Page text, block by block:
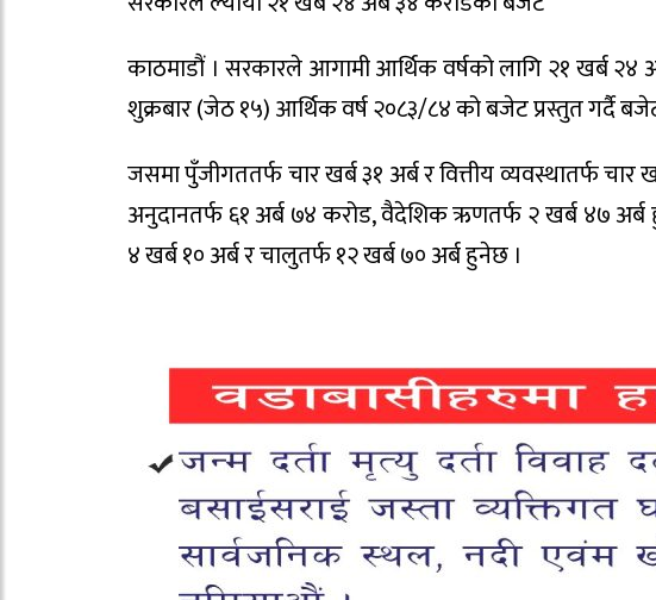
काठमाडौं । सरकारले आगामी आर्थिक वर्षको लागि २१ खर्ब २४
शुक्रबार (जेठ १५) आर्थिक वर्ष २०८३/८४ को बजेट प्रस्तुत गर्दै
जसमा पुँजीगततर्फ चार खर्ब ३१ अर्ब र वित्तीय व्यवस्थातर्फ
अनुदानतर्फ ६१ अर्ब ७४ करोड, वैदेशिक ऋणतर्फ २ खर्ब ४७
४ खर्ब १० अर्ब र चालुतर्फ १२ खर्ब ७० अर्ब हुनेछ ।